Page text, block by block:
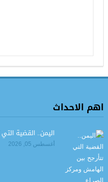
اهم الاحداث
اليمن.. القضية
أغسطس 05, 2026